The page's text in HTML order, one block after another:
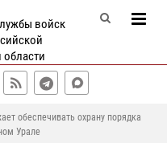
войск
обеспечивать охрану порядка
Урале